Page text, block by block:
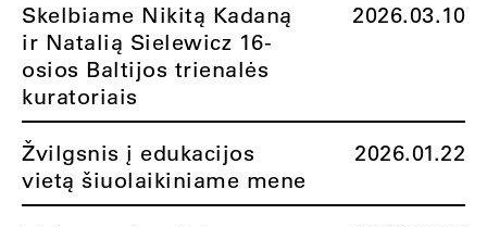
Skelbiame Nikitą Kadaną
ir Natalią Sielewicz 16-
osios Baltijos trienalės
kuratoriais
2026.03.10
Žvilgsnis į edukacijos
vietą šiuolaikiniame mene
2026.01.22